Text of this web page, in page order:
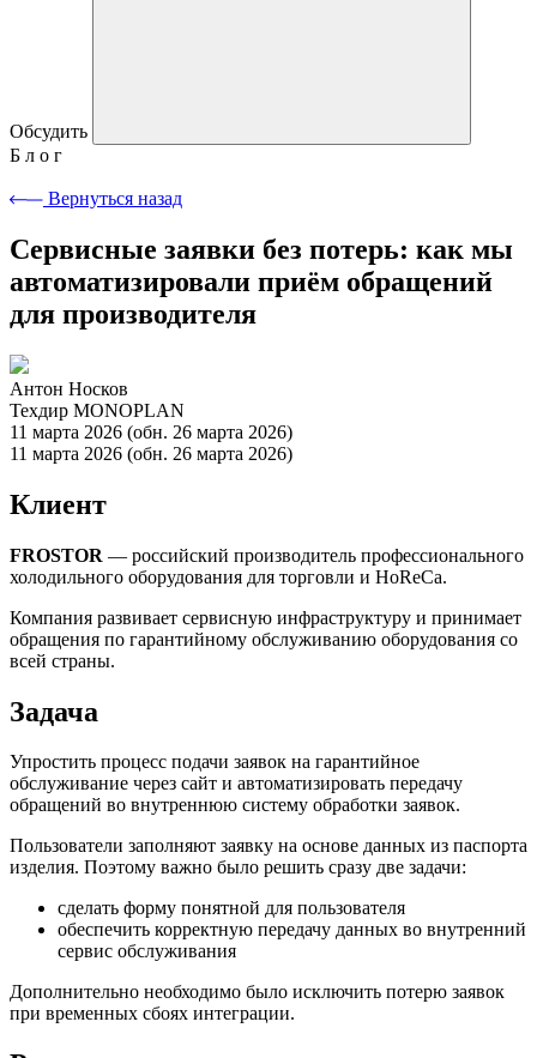
Обсудить
Б л о г
Вернуться назад
Сервисные заявки без потерь: как мы
автоматизировали приём обращений
для производителя
Антон Носков
Техдир MONOPLAN
11 марта 2026 (обн. 26 марта 2026)
11 марта 2026 (обн. 26 марта 2026)
Клиент
FROSTOR — российский производитель профессионального
холодильного оборудования для торговли и HoReCa.
Компания развивает сервисную инфраструктуру и принимает
обращения по гарантийному обслуживанию оборудования со
всей страны.
Задача
Упростить процесс подачи заявок на гарантийное
обслуживание через сайт и автоматизировать передачу
обращений во внутреннюю систему обработки заявок.
Пользователи заполняют заявку на основе данных из паспорта
изделия. Поэтому важно было решить сразу две задачи:
сделать форму понятной для пользователя
обеспечить корректную передачу данных во внутренний
сервис обслуживания
Дополнительно необходимо было исключить потерю заявок
при временных сбоях интеграции.